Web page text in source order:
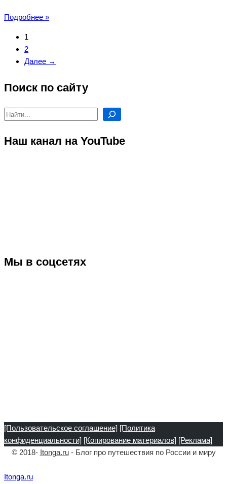
Подробнее »20
Кавказа
1
2
Далее →
Поиск по сайту
Поиск
Наш канал на YouTube
Мы в соцсетях
[Пользовательское соглашение] [Политика
конфиденциальности] [Копирование материалов] [Реклама]
© 2018- Itonga.ru- Блог про путешествия по России и миру
Itonga.ru